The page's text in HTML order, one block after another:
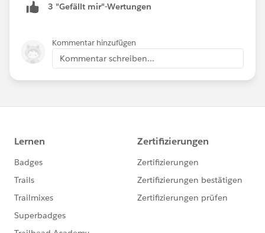
3 "Gefällt mir"-Wertungen
Kommentar hinzufügen
Kommentar schreiben...